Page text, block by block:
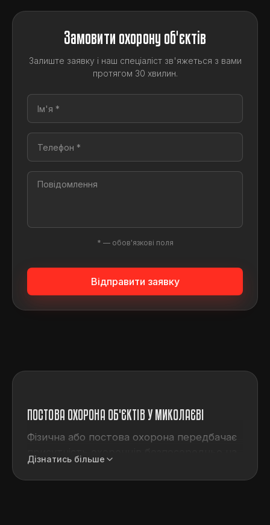
Замовити охорону об'єктів
Залиште заявку і наш спеціаліст зв'яжеться з вами
протягом 30 хвилин.
* — обов'язкові поля
Відправити заявку
ПОСТОВА ОХОРОНА ОБ'ЄКТІВ У МИКОЛАЄВІ
Фізична або постова охорона передбачає
об'єкті, що охороняється. Зазвичай це
пост, на якому чергують охоронці
Дізнатись більше